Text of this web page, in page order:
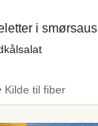
i smørsaus
Kilde til fiber